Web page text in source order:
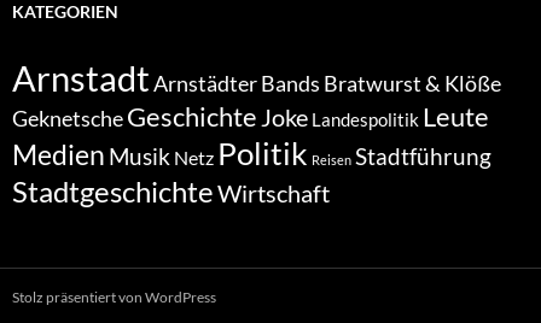
KATEGORIEN
ArnstadtArnstädter Bands Bratwurst & Klöße
GeknetscheGeschichte Joke Landespolitik Leute
Medien Musik Netz Politik Reisen Stadtführung
StadtgeschichteWirtschaft
Stolz präsentiert von WordPress